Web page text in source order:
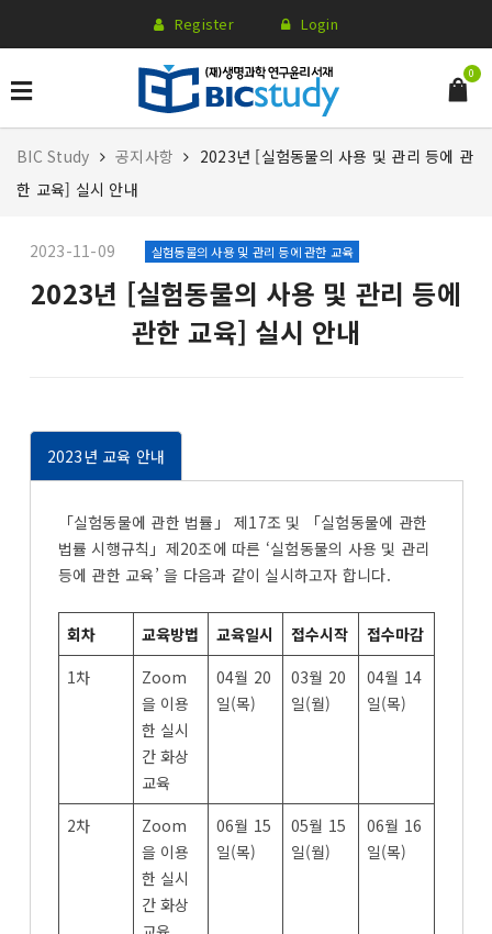
Register Login
0
BIC Study 공지사항
2023년 [실험동물의 사용 및 관리 등에 관
한 교육] 실시 안내
2023-11-09 실험동물의 사용 및 관리 등에 관한 교육
2023년 [실험동물의 사용 및 관리 등에
관한 교육] 실시 안내
2023년 교육 안내
「실험동물에 관한 법률」 제17조 및 「실험동물에 관한
법률 시행규칙」제20조에 따른 ‘실험동물의 사용 및 관리
등에 관한 교육’ 을 다음과 같이 실시하고자 합니다.
회차 교육방법 교육일시 접수시작
접수마감
1차
Zoom
을 이용
한 실시
간 화상
교육
04월 20
일(목)
03월 20
일(월)
04월 14
일(목)
2차
Zoom
을 이용
한 실시
간 화상
06월 15
일(목)
05월 15
일(월)
06월 16
일(목)